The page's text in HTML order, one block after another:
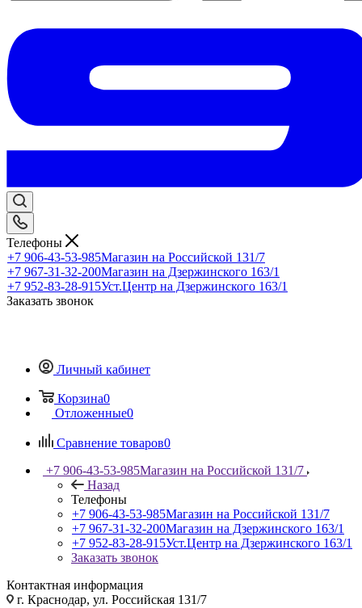
Телефоны
+7 906-43-53-985Магазин на Российской 131/7
+7 967-31-32-200Магазин на Дзержинского 163/1
+7 952-83-28-915Уст.Центр на Дзержинского 163/1
Заказать звонок
Личный кабинет
Корзина0
Отложенные0
Сравнение товаров0
+7 906-43-53-985Магазин на Российской 131/7
Назад
Телефоны
+7 906-43-53-985Магазин на Российской 131/7
+7 967-31-32-200Магазин на Дзержинского 163/1
+7 952-83-28-915Уст.Центр на Дзержинского 163/1
Заказать звонок
Контактная информация
г. Краснодар, ул. Российская 131/7